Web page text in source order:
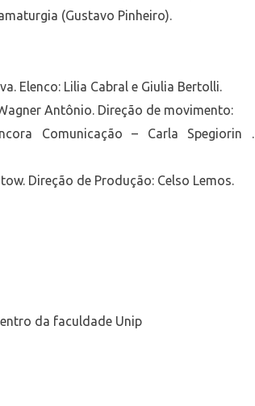
(Gustavo Pinheiro).
Elenco: Lilia Cabral e Giulia Bertolli.
Antônio. Direção de movimento:
Comunicação – Carla Spegiorin .
Direção de Produção: Celso Lemos.
da faculdade Unip